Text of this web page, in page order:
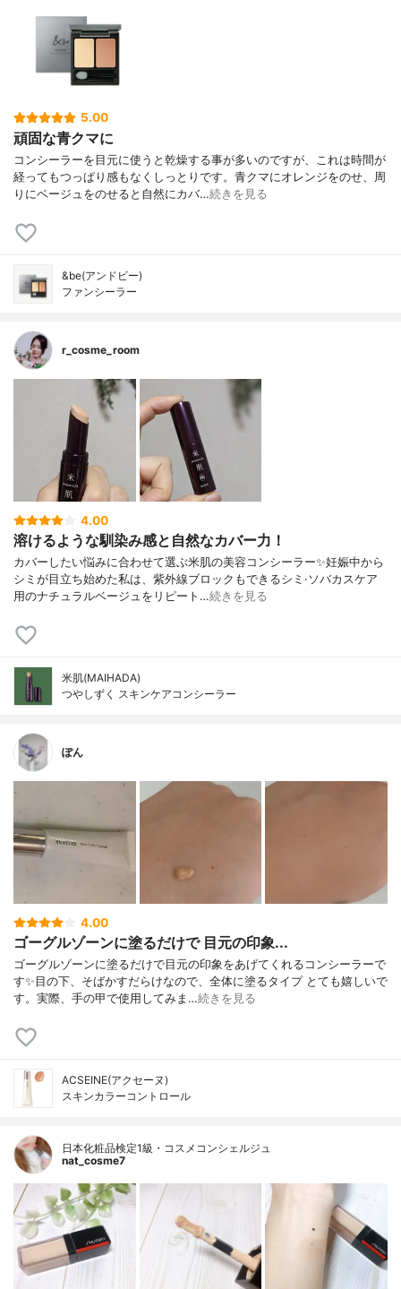
5.00
頑固な青クマに
コンシーラーを目元に使うと乾燥する事が多いのですが、これは時間が
経ってもつっぱり感もなくしっとりです。青クマにオレンジをのせ、周
りにベージュをのせると自然にカバ…続きを見る
&be(アンドビー)
ファンシーラー
r_cosme_room
4.00
溶けるような馴染み感と自然なカバー力！
カバーしたい悩みに合わせて選ぶ米肌の美容コンシーラー✨妊娠中から
シミが目立ち始めた私は、紫外線ブロックもできるシミ·ソバカスケア
用のナチュラルベージュをリピート…続きを見る
米肌(MAIHADA)
つやしずく スキンケアコンシーラー
ぽん
4.00
ゴーグルゾーンに塗るだけで 目元の印象...
ゴーグルゾーンに塗るだけで目元の印象をあげてくれるコンシーラーで
す✨目の下、そばかすだらけなので、全体に塗るタイプ とても嬉しいで
す。実際、手の甲で使用してみま…続きを見る
ACSEINE(アクセーヌ)
スキンカラーコントロール
日本化粧品検定1級・コスメコンシェルジュ
nat_cosme7